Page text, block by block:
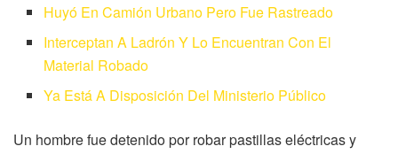
Huyó En Camión Urbano Pero Fue Rastreado
Interceptan A Ladrón Y Lo Encuentran Con El
Material Robado
Ya Está A Disposición Del Ministerio Público
Un hombre fue detenido por robar pastillas eléctricas y